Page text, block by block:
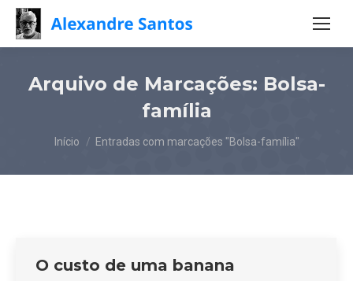
Arquivo de Marcações: Bolsa-
família
Você está aqui:
Início Entradas com marcações "Bolsa-família"
O custo de uma banana